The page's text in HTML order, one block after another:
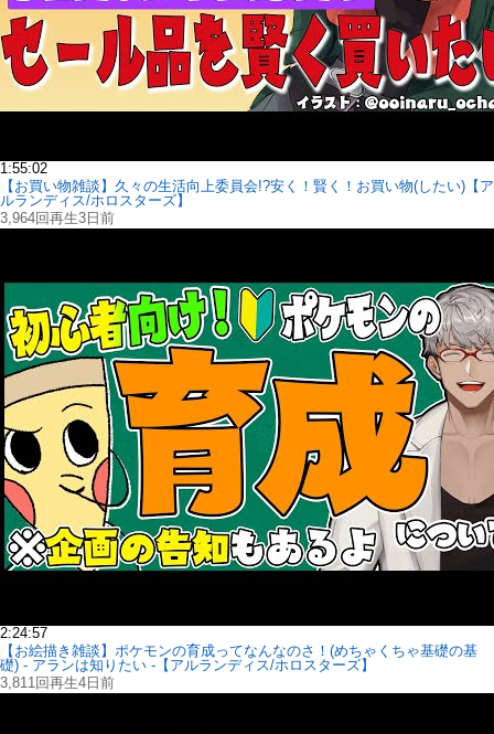
1:55:02
【お買い物雑談】久々の生活向上委員会!?安く！賢く！お買い物(したい)【ア
ルランディス/ホロスターズ】
3,964回再生3日前
2:24:57
【お絵描き雑談】ポケモンの育成ってなんなのさ！(めちゃくちゃ基礎の基
礎) - アランは知りたい -【アルランディス/ホロスターズ】
3,811回再生4日前